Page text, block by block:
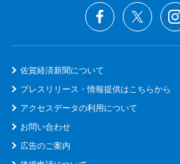
佐賀経済新聞について
プレスリリース・情報提供はこちらから
アクセスデータの利用について
お問い合わせ
広告のご案内